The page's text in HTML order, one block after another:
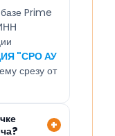
Prime
"СРО АУ
срезу от